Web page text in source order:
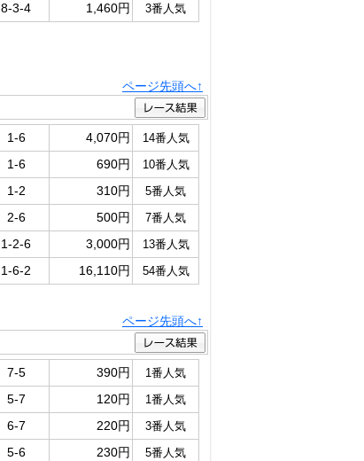
8-3-4 1,460円 3番人気
ページ先頭へ↑
1-6 4,070円 14番人気
1-6 690円 10番人気
1-2 310円 5番人気
2-6 500円 7番人気
1-2-6 3,000円 13番人気
1-6-2 16,110円 54番人気
ページ先頭へ↑
7-5 390円 1番人気
5-7 120円 1番人気
6-7 220円 3番人気
5-6 230円 5番人気